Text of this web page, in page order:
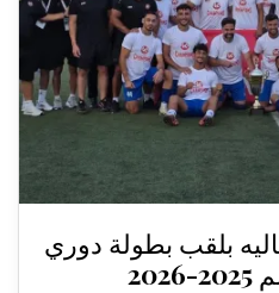
بلقب بطولة دوري